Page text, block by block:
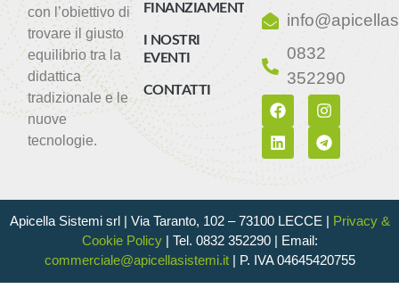
con l’obiettivo di
trovare il giusto
equilibrio tra la
didattica
tradizionale e le
nuove
tecnologie.
FINANZIAMENTI
I NOSTRI
EVENTI
CONTATTI
0832
352290
Apicella Sistemi srl | Via Taranto, 102 – 73100 LECCE | Privacy &
Cookie Policy| Tel. 0832 352290 | Email:
commerciale@apicellasistemi.it| P. IVA 04645420755